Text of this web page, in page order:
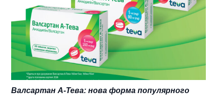
Валсартан А-Тева: нова форма популярного